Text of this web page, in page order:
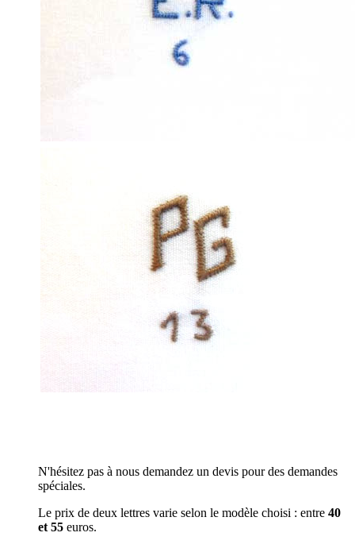
N'hésitez pas à nous demandez un devis pour des demandes
spéciales.
Le prix de deux lettres varie selon le modèle choisi : entre 40
et 55 euros.